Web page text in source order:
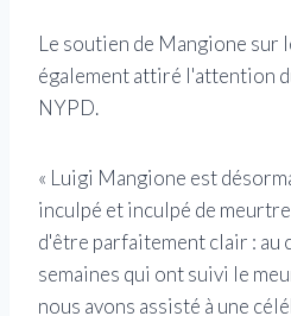
Le soutien de Mangione sur
également attiré l'attention
NYPD.
« Luigi Mangione est
inculpé et inculpé de
d'être parfaitement clair : au
semaines qui ont suivi le
nous avons assisté à une